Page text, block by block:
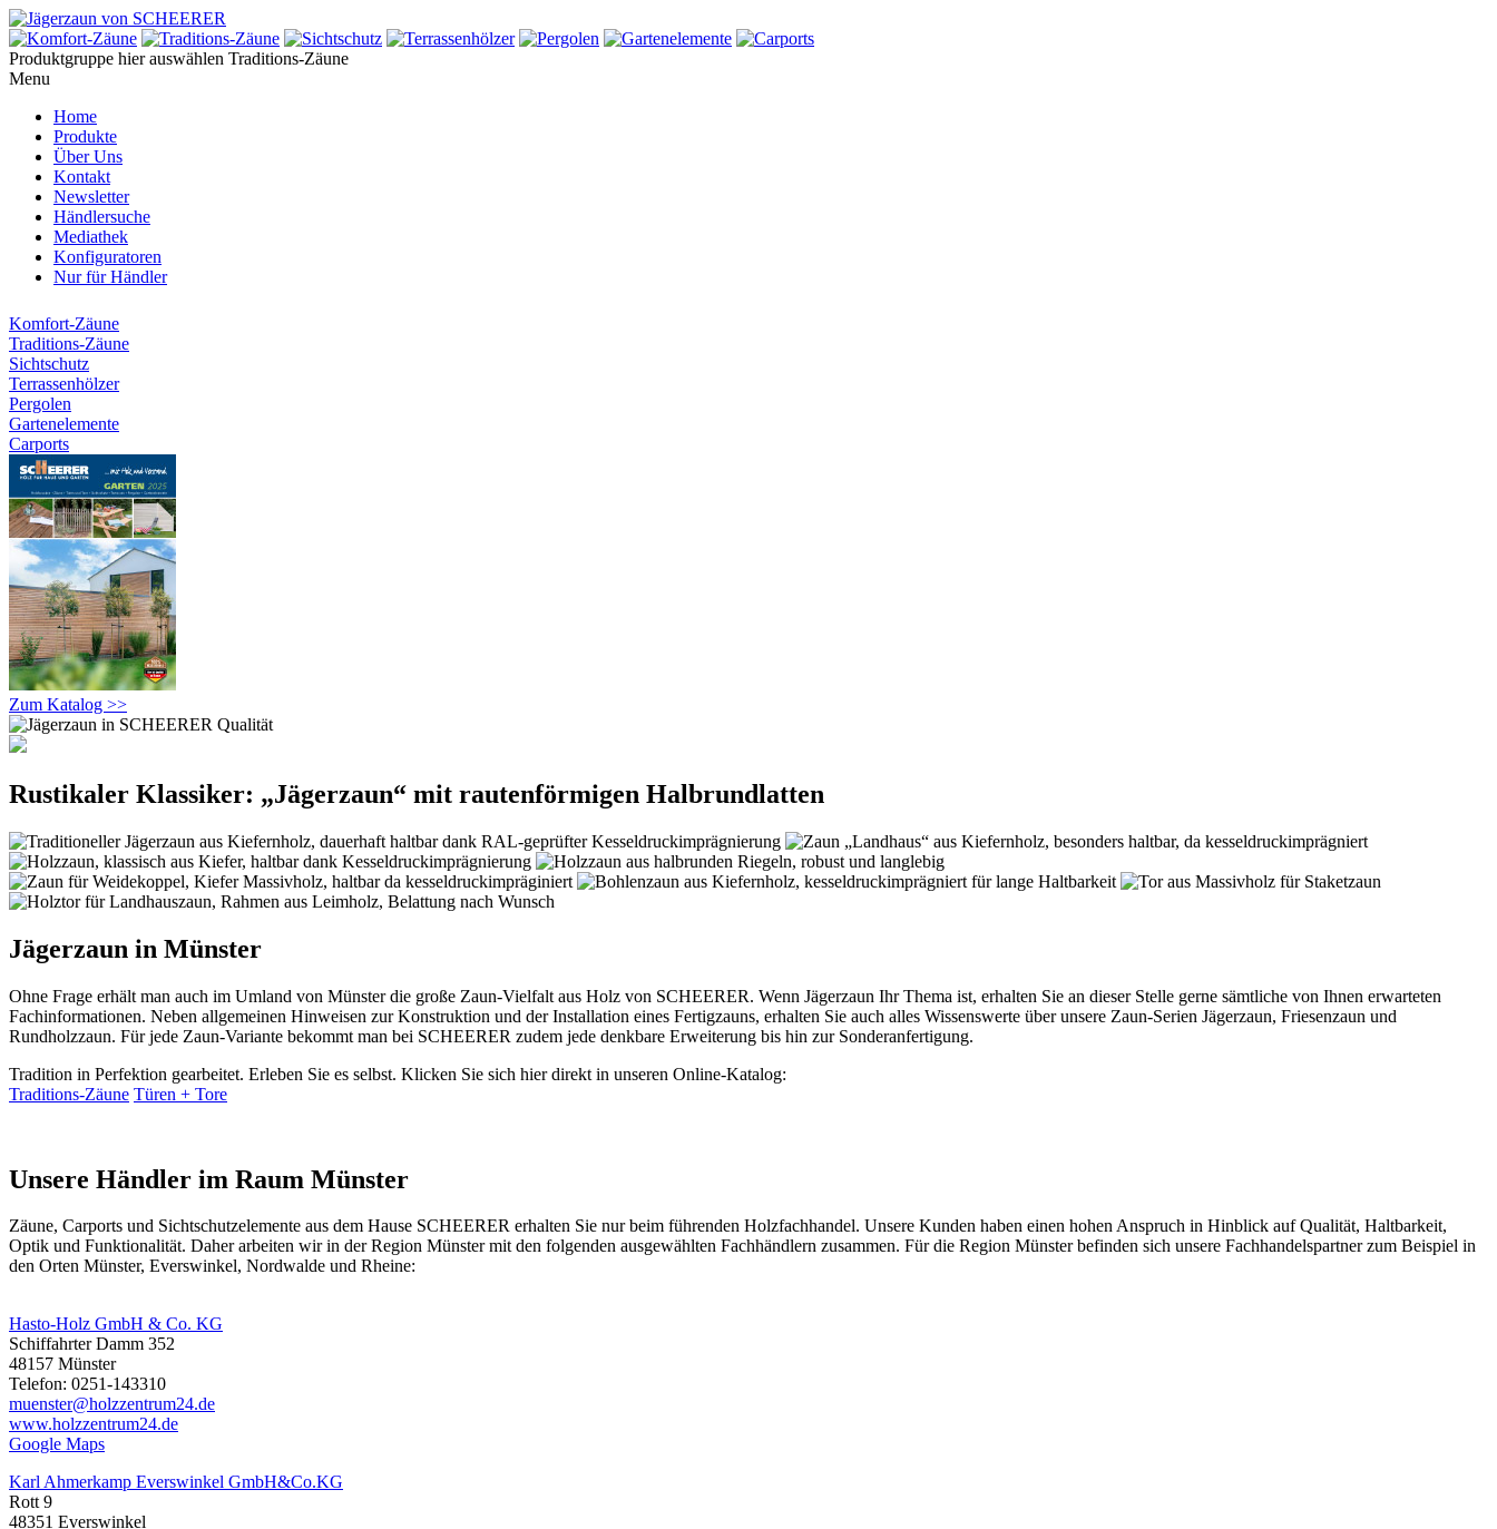
Produktgruppe hier auswählen Traditions-Zäune
Menu
Home
Produkte
Über Uns
Kontakt
Newsletter
Händlersuche
Mediathek
Konfiguratoren
Nur für Händler
Komfort-Zäune
Traditions-Zäune
Sichtschutz
Terrassenhölzer
Pergolen
Gartenelemente
Carports
Zum Katalog >>
Rustikaler Klassiker: „Jägerzaun“ mit rautenförmigen Halbrundlatten
Jägerzaun in Münster
Ohne Frage erhält man auch im Umland von Münster die große Zaun-Vielfalt aus Holz von SCHEERER. Wenn Jägerzaun Ihr Thema ist, erhalten Sie an dieser Stelle gerne sämtliche von Ihnen erwarteten
Fachinformationen. Neben allgemeinen Hinweisen zur Konstruktion und der Installation eines Fertigzauns, erhalten Sie auch alles Wissenswerte über unsere Zaun-Serien Jägerzaun, Friesenzaun und
Rundholzzaun. Für jede Zaun-Variante bekommt man bei SCHEERER zudem jede denkbare Erweiterung bis hin zur Sonderanfertigung.
Tradition in Perfektion gearbeitet. Erleben Sie es selbst. Klicken Sie sich hier direkt in unseren Online-Katalog:
Traditions-Zäune Türen + Tore
Unsere Händler im Raum Münster
Zäune, Carports und Sichtschutzelemente aus dem Hause SCHEERER erhalten Sie nur beim führenden Holzfachhandel. Unsere Kunden haben einen hohen Anspruch in Hinblick auf Qualität, Haltbarkeit,
Optik und Funktionalität. Daher arbeiten wir in der Region Münster mit den folgenden ausgewählten Fachhändlern zusammen. Für die Region Münster befinden sich unsere Fachhandelspartner zum Beispiel in
den Orten Münster, Everswinkel, Nordwalde und Rheine:
Hasto-Holz GmbH & Co. KG
Schiffahrter Damm 352
48157 Münster
Telefon: 0251-143310
muenster@holzzentrum24.de
www.holzzentrum24.de
Google Maps
Karl Ahmerkamp Everswinkel GmbH&Co.KG
Rott 9
48351 Everswinkel